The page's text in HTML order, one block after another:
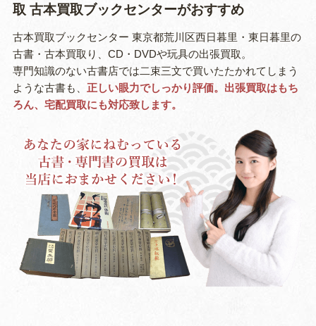
取 古本買取ブックセンターがおすすめ
古本買取ブックセンター 東京都荒川区西日暮里・東日暮里の
古書・古本買取り、CD・DVDや玩具の出張買取。
専門知識のない古書店では二束三文で買いたたかれてしまう
ような古書も、 正しい眼力でしっかり評価。出張買取はもち
ろん、宅配買取にも対応致します。